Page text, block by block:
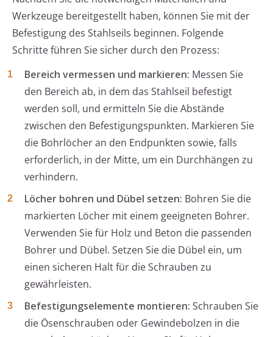
Werkzeuge bereitgestellt haben, können Sie mit der
Befestigung des Stahlseils beginnen. Folgende
Schritte führen Sie sicher durch den Prozess:
Bereich vermessen und markieren: Messen Sie
den Bereich ab, in dem das Stahlseil befestigt
werden soll, und ermitteln Sie die Abstände
zwischen den Befestigungspunkten. Markieren Sie
die Bohrlöcher an den Endpunkten sowie, falls
erforderlich, in der Mitte, um ein Durchhängen zu
verhindern.
Löcher bohren und Dübel setzen: Bohren Sie die
markierten Löcher mit einem geeigneten Bohrer.
Verwenden Sie für Holz und Beton die passenden
Bohrer und Dübel. Setzen Sie die Dübel ein, um
einen sicheren Halt für die Schrauben zu
gewährleisten.
Befestigungselemente montieren: Schrauben Sie
die Ösenschrauben oder Gewindebolzen in die